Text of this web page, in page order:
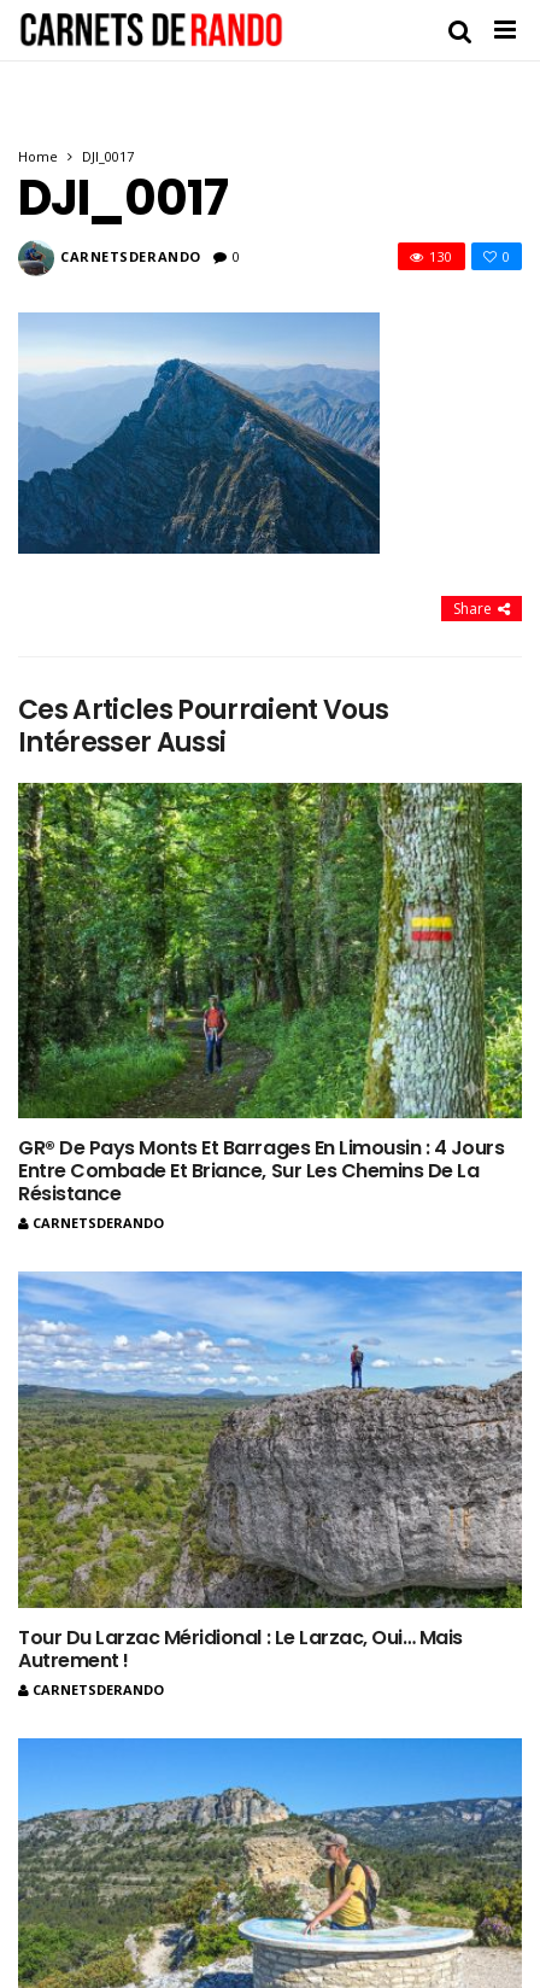
Home DJI_0017
DJI_0017
CARNETSDERANDO 0 0
130
Share
Ces Articles Pourraient Vous
Intéresser Aussi
GR® De Pays Monts Et Barrages En Limousin : 4 Jours
Entre Combade Et Briance, Sur Les Chemins De La
Résistance
CARNETSDERANDO
Tour Du Larzac Méridional : Le Larzac, Oui… Mais
Autrement !
CARNETSDERANDO